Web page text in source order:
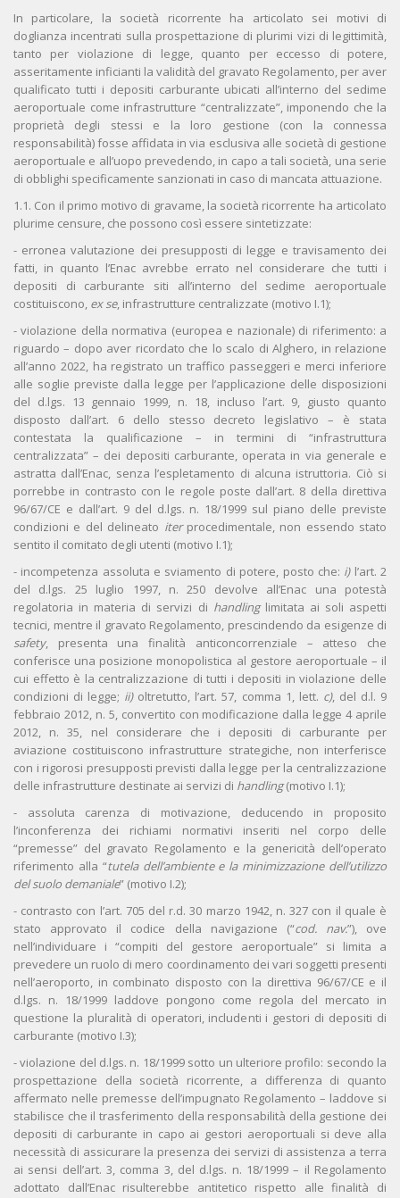
In particolare, la società ricorrente ha articolato sei motivi di
doglianza incentrati sulla prospettazione di plurimi vizi di legittimità,
tanto per violazione di legge, quanto per eccesso di potere,
asseritamente inficianti la validità del gravato Regolamento, per aver
qualificato tutti i depositi carburante ubicati all’interno del sedime
aeroportuale come infrastrutture “centralizzate”, imponendo che la
proprietà degli stessi e la loro gestione (con la connessa
responsabilità) fosse affidata in via esclusiva alle società di gestione
aeroportuale e all’uopo prevedendo, in capo a tali società, una serie
di obblighi specificamente sanzionati in caso di mancata attuazione.
1.1. Con il primo motivo di gravame, la società ricorrente ha articolato
plurime censure, che possono così essere sintetizzate:
- erronea valutazione dei presupposti di legge e travisamento dei
fatti, in quanto l’Enac avrebbe errato nel considerare che tutti i
depositi di carburante siti all’interno del sedime aeroportuale
costituiscono, ex se, infrastrutture centralizzate (motivo I.1);
- violazione della normativa (europea e nazionale) di riferimento: a
riguardo – dopo aver ricordato che lo scalo di Alghero, in relazione
all’anno 2022, ha registrato un traffico passeggeri e merci inferiore
alle soglie previste dalla legge per l’applicazione delle disposizioni
del d.lgs. 13 gennaio 1999, n. 18, incluso l’art. 9, giusto quanto
disposto dall’art. 6 dello stesso decreto legislativo – è stata
contestata la qualificazione – in termini di “infrastruttura
centralizzata” – dei depositi carburante, operata in via generale e
astratta dall’Enac, senza l’espletamento di alcuna istruttoria. Ciò si
porrebbe in contrasto con le regole poste dall’art. 8 della direttiva
96/67/CE e dall’art. 9 del d.lgs. n. 18/1999 sul piano delle previste
condizioni e del delineato iterprocedimentale, non essendo stato
sentito il comitato degli utenti (motivo I.1);
- incompetenza assoluta e sviamento di potere, posto che: i)l’art. 2
del d.lgs. 25 luglio 1997, n. 250 devolve all’Enac una potestà
regolatoria in materia di servizi di handlinglimitata ai soli aspetti
tecnici, mentre il gravato Regolamento, prescindendo da esigenze di
safety, presenta una finalità anticoncorrenziale – atteso che
conferisce una posizione monopolistica al gestore aeroportuale – il
cui effetto è la centralizzazione di tutti i depositi in violazione delle
condizioni di legge; ii)oltretutto, l’art. 57, comma 1, lett. c), del d.l. 9
febbraio 2012, n. 5, convertito con modificazione dalla legge 4 aprile
2012, n. 35, nel considerare che i depositi di carburante per
aviazione costituiscono infrastrutture strategiche, non interferisce
con i rigorosi presupposti previsti dalla legge per la centralizzazione
delle infrastrutture destinate ai servizi di handling(motivo I.1);
- assoluta carenza di motivazione, deducendo in proposito
l’inconferenza dei richiami normativi inseriti nel corpo delle
“premesse” del gravato Regolamento e la genericità dell’operato
riferimento alla “tutela dell’ambiente e la minimizzazione dell’utilizzo
del suolo demaniale” (motivo I.2);
- contrasto con l’art. 705 del r.d. 30 marzo 1942, n. 327 con il quale è
stato approvato il codice della navigazione (“cod. nav.”), ove
nell’individuare i “compiti del gestore aeroportuale” si limita a
prevedere un ruolo di mero coordinamento dei vari soggetti presenti
nell’aeroporto, in combinato disposto con la direttiva 96/67/CE e il
d.lgs. n. 18/1999 laddove pongono come regola del mercato in
questione la pluralità di operatori, includenti i gestori di depositi di
carburante (motivo I.3);
- violazione del d.lgs. n. 18/1999 sotto un ulteriore profilo: secondo la
prospettazione della società ricorrente, a differenza di quanto
affermato nelle premesse dell’impugnato Regolamento – laddove si
stabilisce che il trasferimento della responsabilità della gestione dei
depositi di carburante in capo ai gestori aeroportuali si deve alla
necessità di assicurare la presenza dei servizi di assistenza a terra
ai sensi dell’art. 3, comma 3, del d.lgs. n. 18/1999 – il Regolamento
adottato dall’Enac risulterebbe antitetico rispetto alle finalità di